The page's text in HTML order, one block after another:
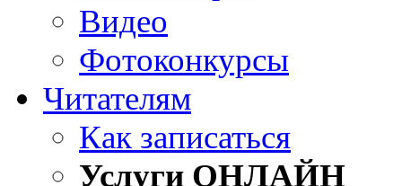
Видео
Фотоконкурсы
Читателям
Как записаться
Услуги ОНЛАЙН